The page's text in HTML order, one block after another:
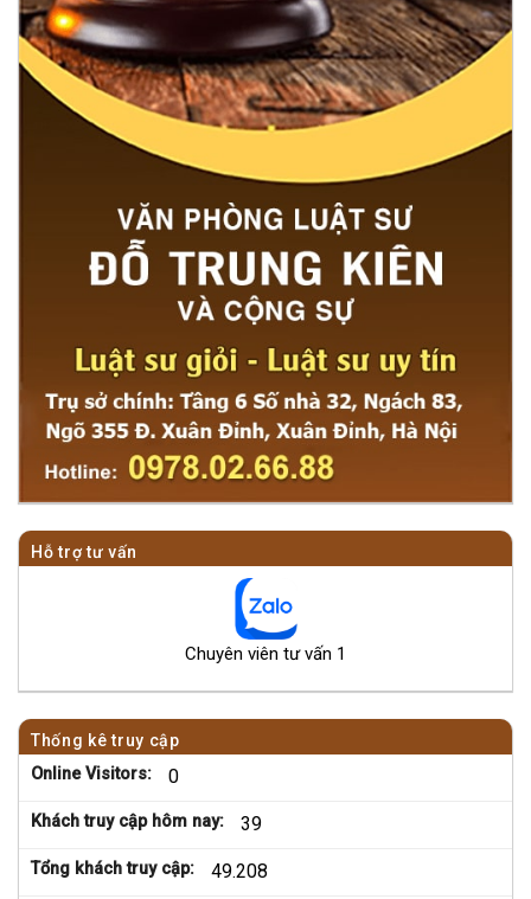
Hỗ trợ tư vấn
Chuyên viên tư vấn 1
Thống kê truy cập
Online Visitors: 0
Khách truy cập hôm nay: 39
Tổng khách truy cập: 49.208